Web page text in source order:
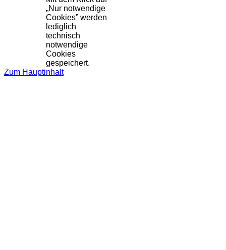
„Nur notwendige
Cookies” werden
lediglich
technisch
notwendige
Cookies
gespeichert.
Zum Hauptinhalt